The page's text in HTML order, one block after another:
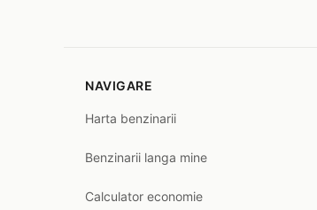
NAVIGARE
Harta benzinarii
Benzinarii langa mine
Calculator economie